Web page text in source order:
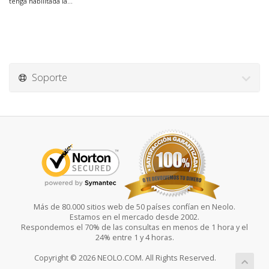
Soporte
Más de 80.000 sitios web de 50 países confían en Neolo.
Estamos en el mercado desde 2002.
Respondemos el 70% de las consultas en menos de 1 hora y el
24% entre 1 y 4 horas.
Copyright © 2026 NEOLO.COM. All Rights Reserved.